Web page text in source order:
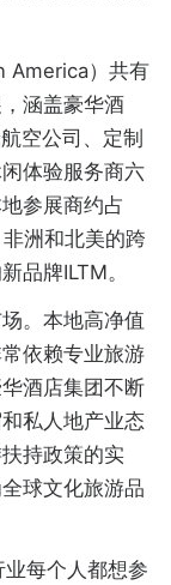
America）共有
涵盖豪华酒
空公司、定制
体验服务商六
参展商约占
洲和北美的跨
品牌ILTM。
。本地高净值
依赖专业旅游
酒店集团不断
私人地产业态
持政策的实
球文化旅游品
每个人都想参